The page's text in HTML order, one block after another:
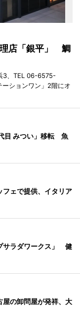
理店「銀平」 鯛
3、TEL 06-6575-
ションワン」2階にオ
目 みつい」移転 魚
ェで提供、イタリア
サラダワークス」 健
の卸問屋が発祥、大